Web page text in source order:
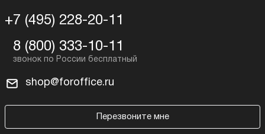
+7 (495) 228-20-11
8 (800) 333-10-11
shop@foroffice.ru
Перезвоните мне